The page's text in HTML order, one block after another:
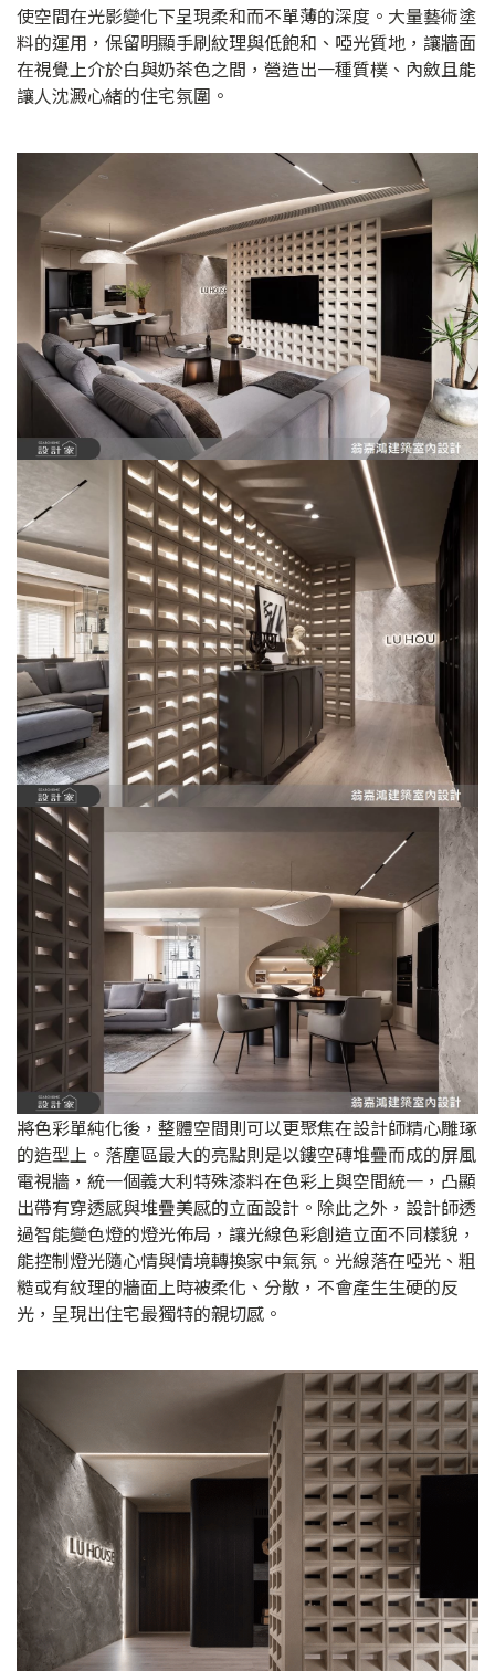
使空間在光影變化下呈現柔和而不單薄的深度。大量藝術塗
料的運用，保留明顯手刷紋理與低飽和、啞光質地，讓牆面
在視覺上介於白與奶茶色之間，營造出一種質樸、內斂且能
讓人沈澱心緒的住宅氛圍。
將色彩單純化後，整體空間則可以更聚焦在設計師精心雕琢
的造型上。落塵區最大的亮點則是以鏤空磚堆疊而成的屏風
電視牆，統一個義大利特殊漆料在色彩上與空間統一，凸顯
出帶有穿透感與堆疊美感的立面設計。除此之外，設計師透
過智能變色燈的燈光佈局，讓光線色彩創造立面不同樣貌，
能控制燈光隨心情與情境轉換家中氣氛。光線落在啞光、粗
糙或有紋理的牆面上時被柔化、分散，不會產生生硬的反
光，呈現出住宅最獨特的親切感。